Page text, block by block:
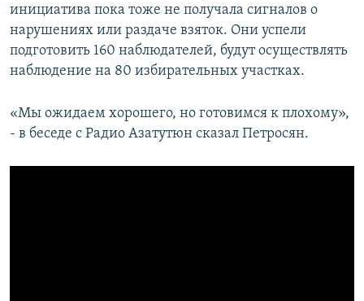
инициатива пока тоже не получала сигналов о
нарушениях или раздаче взяток. Они успели
подготовить 160 наблюдателей, будут осуществлять
наблюдение на 80 избирательных участках.
«Мы ожидаем хорошего, но готовимся к плохому»,
- в беседе с Радио Азатутюн сказал Петросян.